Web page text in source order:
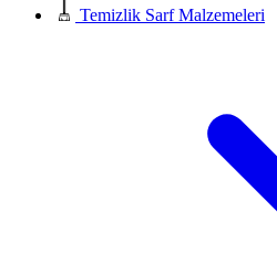
Temizlik Sarf Malzemeleri